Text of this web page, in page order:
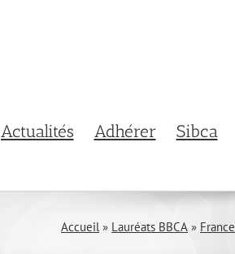
Actualités Adhérer Sibca
Accueil » Lauréats BBCA » France